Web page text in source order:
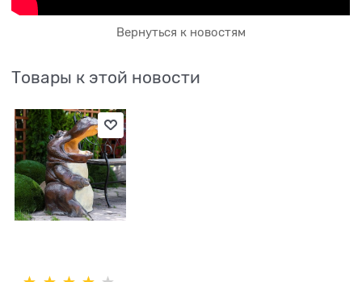
Вернуться к новостям
Товары к этой новости